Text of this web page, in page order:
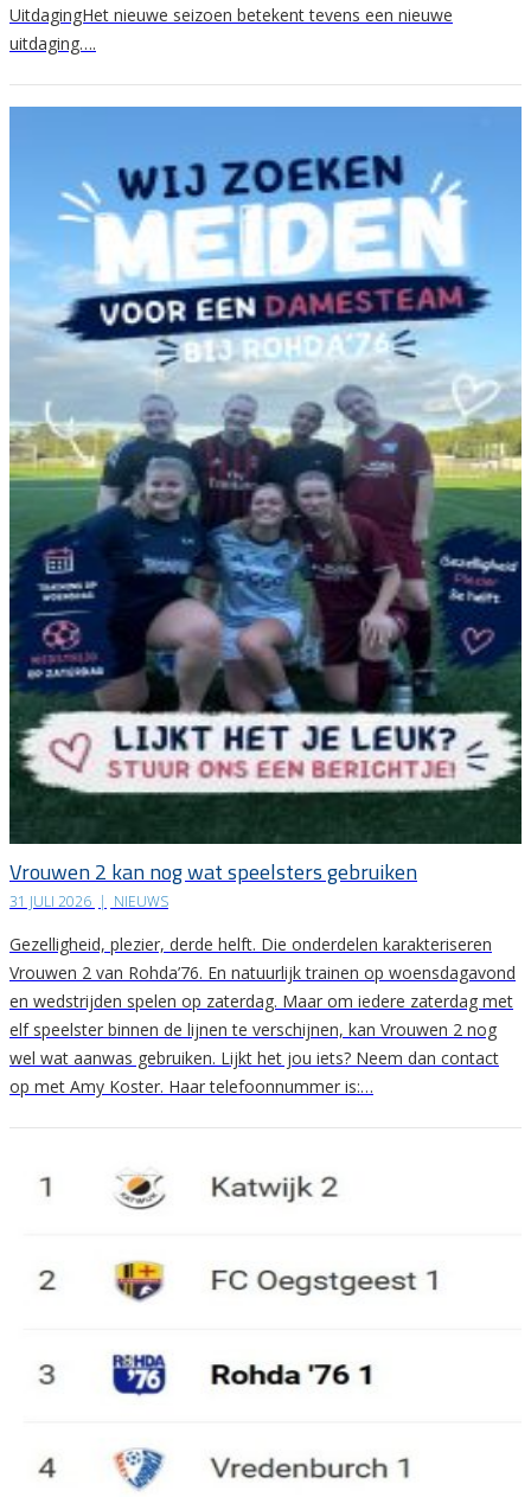
UitdagingHet nieuwe seizoen betekent tevens een nieuwe
uitdaging….
Vrouwen 2 kan nog wat speelsters gebruiken
31 JULI 2026 | NIEUWS
Gezelligheid, plezier, derde helft. Die onderdelen karakteriseren
Vrouwen 2 van Rohda’76. En natuurlijk trainen op woensdagavond
en wedstrijden spelen op zaterdag. Maar om iedere zaterdag met
elf speelster binnen de lijnen te verschijnen, kan Vrouwen 2 nog
wel wat aanwas gebruiken. Lijkt het jou iets? Neem dan contact
op met Amy Koster. Haar telefoonnummer is:…